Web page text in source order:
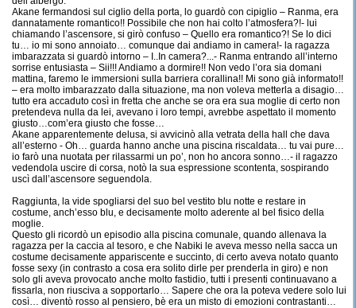
Akane fermandosi sul ciglio della porta, lo guardò con cipiglio – Ranma, era
dannatamente romantico!! Possibile che non hai colto l’atmosfera?!- lui
chiamando l’ascensore, si girò confuso – Quello era romantico?! Se lo dici
tu… io mi sono annoiato… comunque dai andiamo in camera!- la ragazza
imbarazzata si guardò intorno – I..In camera?...- Ranma entrando all’interno
sorrise entusiasta – Sii!!! Andiamo a dormire!! Non vedo l’ora sia domani
mattina, faremo le immersioni sulla barriera corallina!! Mi sono già informato!!
– era molto imbarazzato dalla situazione, ma non voleva metterla a disagio…
tutto era accaduto così in fretta che anche se ora era sua moglie di certo non
pretendeva nulla da lei, avevano i loro tempi, avrebbe aspettato il momento
giusto…com’era giusto che fosse…
Akane apparentemente delusa, si avvicinò alla vetrata della hall che dava
all’esterno - Oh… guarda hanno anche una piscina riscaldata… tu vai pure…
io farò una nuotata per rilassarmi un po’, non ho ancora sonno…- il ragazzo
vedendola uscire di corsa, notò la sua espressione scontenta, sospirando
uscì dall’ascensore seguendola.
Raggiunta, la vide spogliarsi del suo bel vestito blu notte e restare in
costume, anch’esso blu, e decisamente molto aderente al bel fisico della
moglie.
Questo gli ricordò un episodio alla piscina comunale, quando allenava la
ragazza per la caccia al tesoro, e che Nabiki le aveva messo nella sacca un
costume decisamente appariscente e succinto, di certo aveva notato quanto
fosse sexy (in contrasto a cosa era solito dirle per prenderla in giro) e non
solo gli aveva provocato anche molto fastidio, tutti i presenti continuavano a
fissarla, non riusciva a sopportarlo… Sapere che ora la poteva vedere solo lui
così… diventò rosso al pensiero, bè era un misto di emozioni contrastanti…